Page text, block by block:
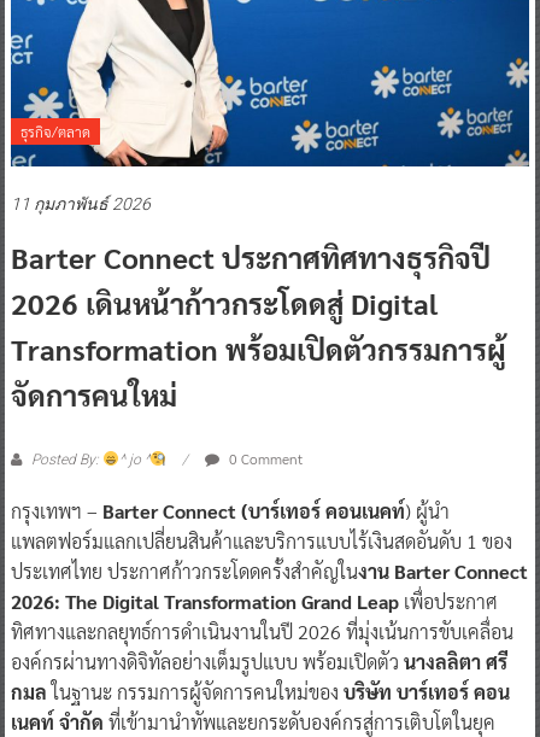
ธุรกิจ/ตลาด
11 กุมภาพันธ์ 2026
Barter Connect ประกาศทิศทางธุรกิจปี
2026 เดินหน้าก้าวกระโดดสู่ Digital
Transformation พร้อมเปิดตัวกรรมการผู้
จัดการคนใหม่
Posted By: ^ jo ^ 0 Comment
กรุงเทพฯ – Barter Connect (บาร์เทอร์ คอนเนคท์) ผู้นำ
แพลตฟอร์มแลกเปลี่ยนสินค้าและบริการแบบไร้เงินสดอันดับ 1 ของ
ประเทศไทย ประกาศก้าวกระโดดครั้งสำคัญในงาน Barter Connect
2026: The Digital Transformation Grand Leapเพื่อประกาศ
ทิศทางและกลยุทธ์การดำเนินงานในปี 2026 ที่มุ่งเน้นการขับเคลื่อน
องค์กรผ่านทางดิจิทัลอย่างเต็มรูปแบบ พร้อมเปิดตัว นางลลิตา ศรี
กมลในฐานะ กรรมการผู้จัดการคนใหม่ของ บริษัท บาร์เทอร์ คอน
เนคท์ จำกัด ที่เข้ามานำทัพและยกระดับองค์กรสู่การเติบโตในยุค